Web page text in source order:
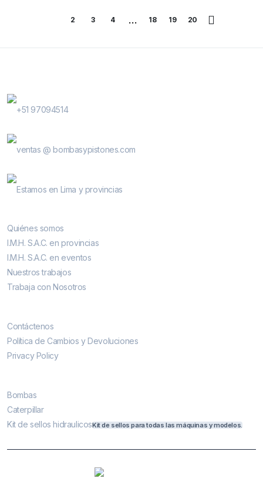
2 3 4 … 18 19 20
+51 97094514
ventas @ bombasypistones.com
Estamos en Lima y provincias
Quiénes somos
I.M.H. S.A.C. en provincias
I.M.H. S.A.C. en eventos
Nuestros trabajos
Trabaja con Nosotros
Contáctenos
Política de Cambios y Devoluciones
Privacy Policy
Bombas
Caterpillar
Kit de sellos hidraulicosKit de sellos para todas las máquinas y modelos.